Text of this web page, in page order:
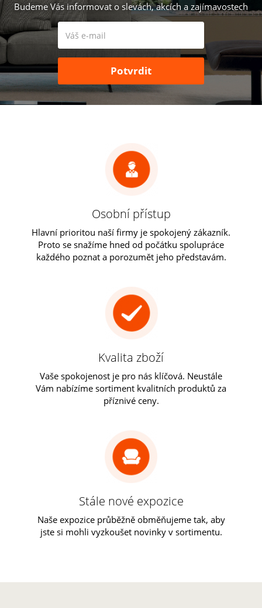
Budeme Vás informovat o slevách, akcích a zajímavostech
Osobní přístup
Hlavní prioritou naší firmy je spokojený zákazník.
Proto se snažíme hned od počátku spolupráce
každého poznat a porozumět jeho představám.
Kvalita zboží
Vaše spokojenost je pro nás klíčová. Neustále
Vám nabízíme sortiment kvalitních produktů za
příznivé ceny.
Stále nové expozice
Naše expozice průběžně obměňujeme tak, aby
jste si mohli vyzkoušet novinky v sortimentu.